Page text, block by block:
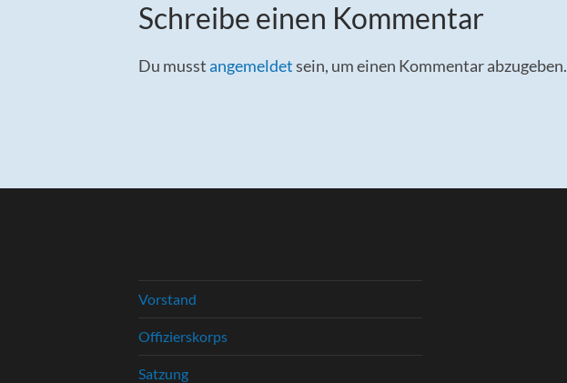
Schreibe einen Kommentar
Du musstangemeldetsein, um einen Kommentar abzugeben.
Vorstand
Offizierskorps
Satzung